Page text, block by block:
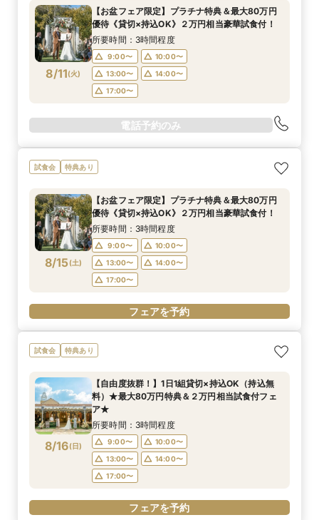
8/11(火)
【お盆フェア限定】プラチナ特典＆最大80万円
優待《貸切×持込OK》２万円相当豪華試食付！
所要時間：3時間程度
9:00〜
10:00〜
13:00〜
14:00〜
17:00〜
電話予約のみ
試食会 特典あり
8/15(土)
【お盆フェア限定】プラチナ特典＆最大80万円
優待《貸切×持込OK》２万円相当豪華試食付！
所要時間：3時間程度
9:00〜
10:00〜
13:00〜
14:00〜
17:00〜
フェアを予約
試食会 特典あり
8/16(日)
【自由度抜群！】1日1組貸切×持込OK（持込無
料）★最大80万円特典＆２万円相当試食付フェ
ア★
所要時間：3時間程度
9:00〜
10:00〜
13:00〜
14:00〜
17:00〜
フェアを予約